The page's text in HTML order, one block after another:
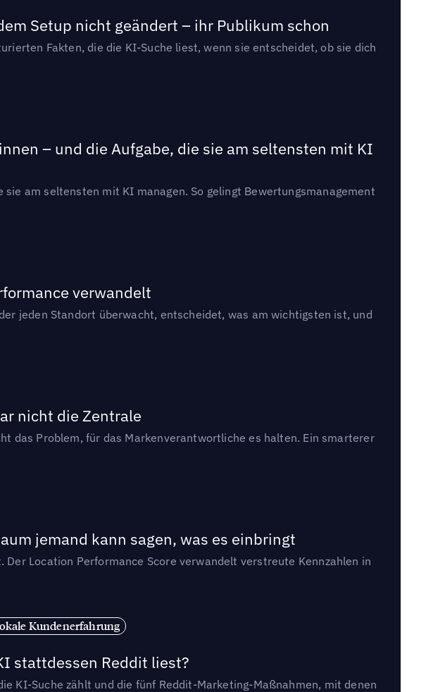
Setup nicht geändert – ihr Publikum schon
Fakten, die die KI-Suche liest, wenn sie entscheidet, ob sie dich
– und die Aufgabe, die sie am seltensten mit KI
am seltensten mit KI managen. So gelingt Bewertungsmanagement
verwandelt
jeden Standort überwacht, entscheidet, was am wichtigsten ist, und
nicht die Zentrale
das Problem, für das Markenverantwortliche es halten. Ein smarterer
jemand kann sagen, was es einbringt
Location Performance Score verwandelt verstreute Kennzahlen in
Kundenerfahrung
stattdessen Reddit liest?
KI-Suche zählt und die fünf Reddit-Marketing-Maßnahmen, mit denen